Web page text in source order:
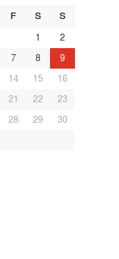
F S
S
1
2
7 8
9
14 15
16
21 22
23
28 29
30